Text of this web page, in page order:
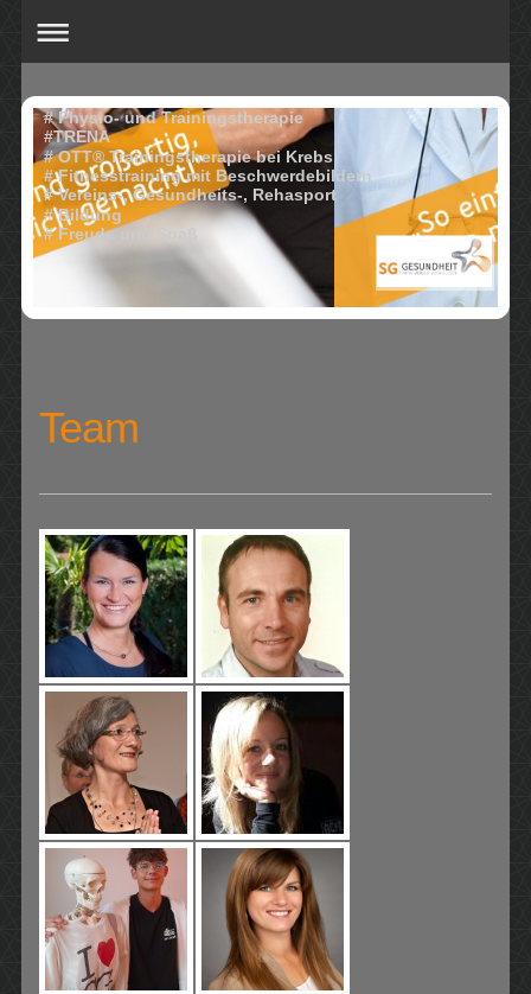
# Physio- und Trainingstherapie
#TRENA
# OTT® Trainingstherapie bei Krebs
# Fitnesstraining mit Beschwerdebildern
# Vereins-, Gesundheits-, Rehasport
# Bildung
# Freude und Spaß
Team